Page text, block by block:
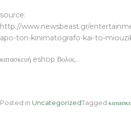
source:
http://www.newsbeast.gr/
apo-ton-kinimatografo-kai-to-
κατασκευή eshop Βολος…
Posted in UncategorizedTagged